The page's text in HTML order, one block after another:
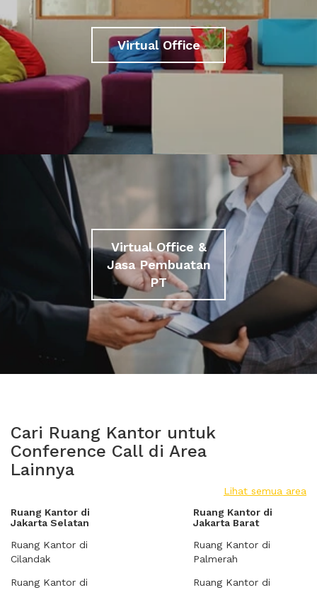
Virtual Office
Virtual Office &
Jasa Pembuatan
PT
Cari Ruang Kantor untuk
Conference Call di Area
Lainnya
Lihat semua area
Ruang Kantor di
Jakarta Selatan
Ruang Kantor di
Cilandak
Ruang Kantor di
Ruang Kantor di
Jakarta Barat
Ruang Kantor di
Palmerah
Ruang Kantor di